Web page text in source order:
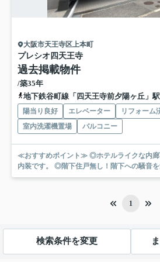
大阪市天王寺区上本町
プレシオ四天王寺
過去掲載物件
/築35年
地下鉄谷町線「四天王寺前夕陽ヶ丘」
陽当り良好 エレベーター リフォーム
室内洗濯機置場
バルコニー
≪おすすめポイント≫ ◎ホテルライクな内廊
内装です。 ◎階下住戸無し！階下への騒音
1
検索条件を変更